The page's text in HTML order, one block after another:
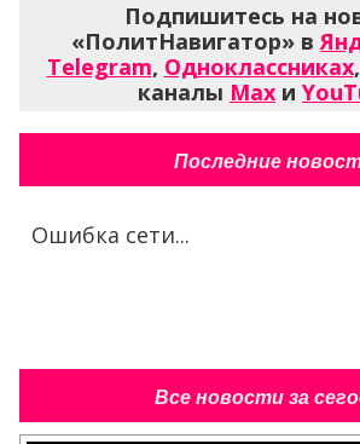
Подпишитесь на
«ПолитНавигатор» в
Telegram, Одноклассниках,
каналы Max и
Последние
Ошибка сети...
Все новости за